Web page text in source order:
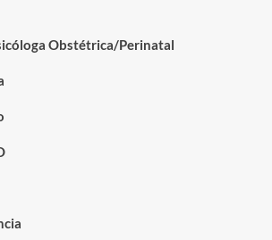
Obstétrica/Perinatal